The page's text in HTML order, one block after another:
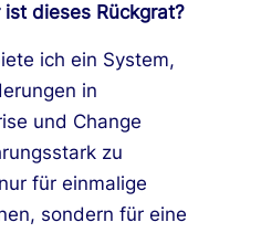
dieses Rückgrat?
ich ein System,
in
und Change
zu
für einmalige
sondern für eine